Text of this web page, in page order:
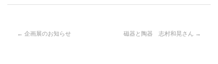
← 企画展のお知らせ 磁器と陶器 志村和晃さん →